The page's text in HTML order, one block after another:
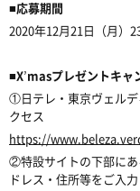
■応募期間
2020年12月21日（月）
■X’masプレゼントキャ
①日テレ・東京ヴェルデ
クセス
https://
②特設サイトの下部に
ドレス・住所等をご入力